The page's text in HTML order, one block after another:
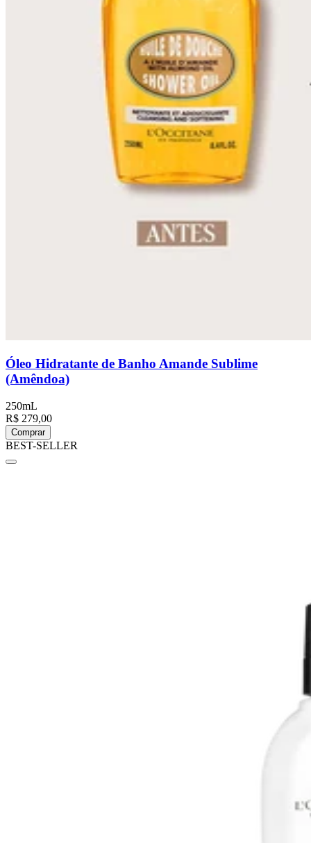
Óleo Hidratante de Banho Amande Sublime
(Amêndoa)
250mL
R$ 279,00
Comprar
BEST-SELLER